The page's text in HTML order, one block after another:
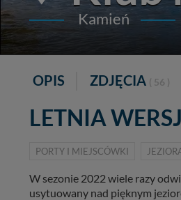
Kamień
OPIS ZDJĘCIA ( 56 )
LETNIA
PORTY I MIEJSCÓWKI
W sezonie 2022 wiele razy
usytuowany nad pięknym